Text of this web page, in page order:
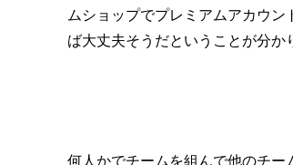
ムショップでプレミアムアカウ
ば大丈夫そうだということが分か
何人かでチームを組んで他のチ